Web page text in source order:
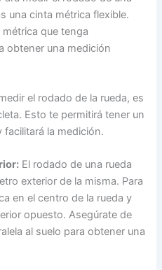
una cinta métrica flexible.
que tenga
obtener una medición
el rodado de la rueda, es
Esto te permitirá tener un
la medición.
El rodado de una rueda
exterior de la misma. Para
en el centro de la rueda y
opuesto. Asegúrate de
al suelo para obtener una